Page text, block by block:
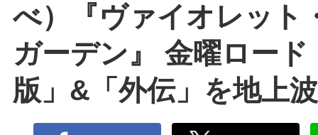
べ）『ヴァイオレット
ガーデン』 金曜ロード
版」&「外伝」を地上